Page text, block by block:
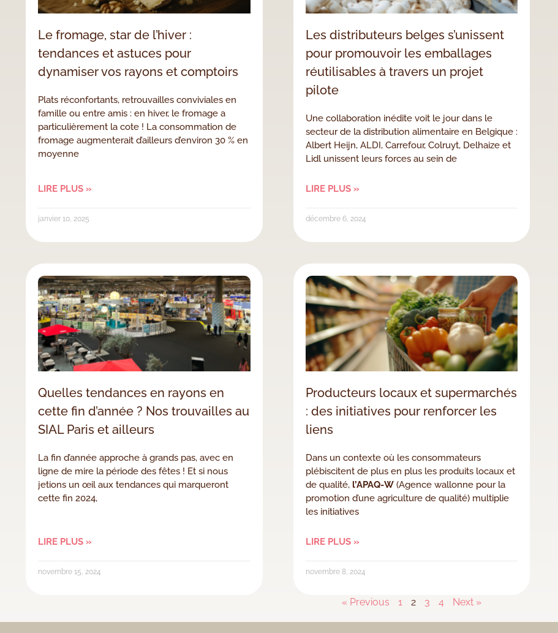
Le fromage, star de l’hiver :
tendances et astuces pour
dynamiser vos rayons et comptoirs
Plats réconfortants, retrouvailles conviviales en
famille ou entre amis : en hiver, le fromage a
particulièrement la cote ! La consommation de
fromage augmenterait d’ailleurs d’environ 30 % en
moyenne
LIRE PLUS »
janvier 10, 2025
Les distributeurs belges s’unissent
pour promouvoir les emballages
réutilisables à travers un projet
pilote
Une collaboration inédite voit le jour dans le
secteur de la distribution alimentaire en Belgique :
Albert Heijn, ALDI, Carrefour, Colruyt, Delhaize et
Lidl unissent leurs forces au sein de
LIRE PLUS »
décembre 6, 2024
Quelles tendances en rayons en
cette fin d’année ? Nos trouvailles au
SIAL Paris et ailleurs
La fin d’année approche à grands pas, avec en
ligne de mire la période des fêtes ! Et si nous
jetions un œil aux tendances qui marqueront
cette fin 2024,
LIRE PLUS »
novembre 15, 2024
Producteurs locaux et supermarchés
: des initiatives pour renforcer les
liens
Dans un contexte où les consommateurs
plébiscitent de plus en plus les produits locaux et
de qualité, l’APAQ-W(Agence wallonne pour la
promotion d’une agriculture de qualité) multiplie
les initiatives
LIRE PLUS »
novembre 8, 2024
« Previous 1 2 3 4 Next »